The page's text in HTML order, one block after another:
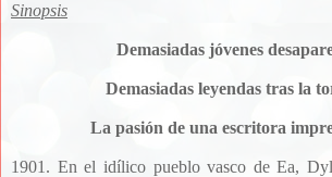
Sinopsis
Demasiadas jóvenes
Demasiadas leyendas tras la
La pasión de una escritora
1901. En el idílico pueblo vasco de Ea,